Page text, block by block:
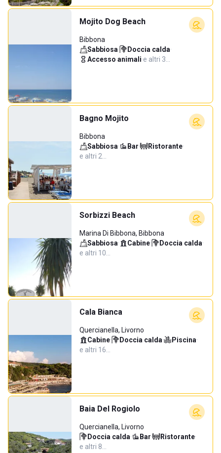
Mojito Dog Beach
Bibbona
Sabbiosa· Doccia calda·
Accesso animali·e altri 3…
Bagno Mojito
Bibbona
Sabbiosa· Bar· Ristorante·
e altri 2…
Sorbizzi Beach
Marina Di Bibbona, Bibbona
Sabbiosa· Cabine· Doccia calda·
e altri 10…
Cala Bianca
Quercianella, Livorno
Cabine· Doccia calda· Piscina·
e altri 16…
Baia Del Rogiolo
Quercianella, Livorno
Doccia calda· Bar· Ristorante·
e altri 8…